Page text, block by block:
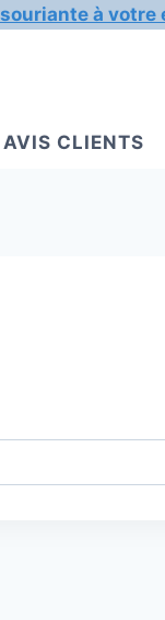
à votre
AVIS CLIENTS